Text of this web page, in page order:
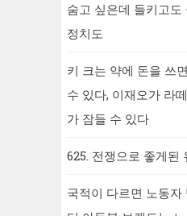
숨고 싶은데 들키고도
정치도
키 크는 약에 돈을 쓰
수 있다, 이재오가 라
가 잠들 수 있다
625. 전쟁으로 좋게된
국적이 다르면 노동자